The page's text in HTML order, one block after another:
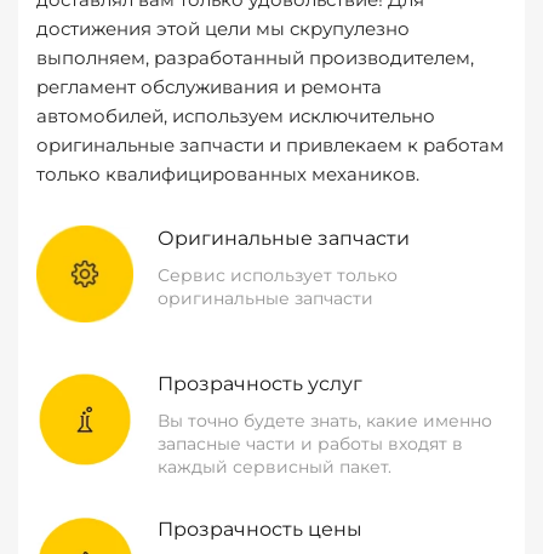
достижения этой цели мы скрупулезно
выполняем, разработанный производителем,
регламент обслуживания и ремонта
автомобилей, используем исключительно
оригинальные запчасти и привлекаем к работам
только квалифицированных механиков.
Оригинальные запчасти
Сервис использует только
оригинальные запчасти
Прозрачность услуг
Вы точно будете знать, какие именно
запасные части и работы входят в
каждый сервисный пакет.
Прозрачность цены